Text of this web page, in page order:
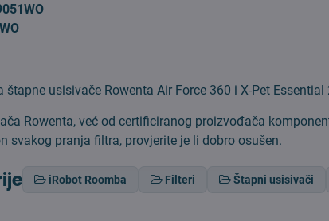
štapne usisivače Rowenta Air Force 360 i X-Pet Essential
Rowenta, već od certificiranog proizvođača
svakog pranja filtra, provjerite je li dobro osušen.
iRobot Roomba Filteri Štapni usisivači